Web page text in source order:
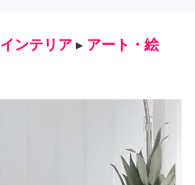
インテリア ▸ アート・絵